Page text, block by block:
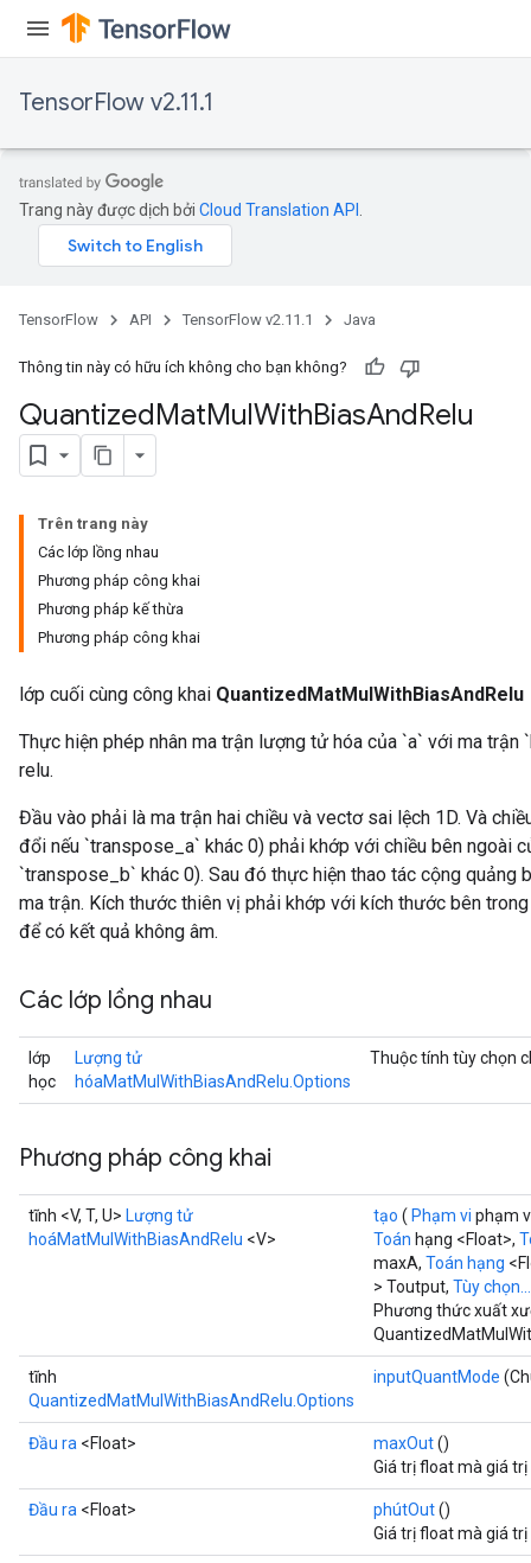
TensorFlow v2.11.1
Trang này được dịch bởi Cloud Translation API
TensorFlow API TensorFlow v2.11.1 Java
Thông tin này có hữu ích không cho bạn không?
QuantizedMatMulWithBiasAndRelu
Trên trang này
Các lớp lồng nhau
Phương pháp công khai
Phương pháp kế thừa
Phương pháp công khai
lớp cuối cùng công khai QuantizedMatMulWithBiasAndRelu
Thực hiện phép nhân ma trận lượng tử hóa của `a` với ma
relu.
Đầu vào phải là ma trận hai chiều và vectơ sai lệch 1D. Và
đổi nếu `transpose_a` khác 0) phải khớp với chiều bên ngoài
`transpose_b` khác 0). Sau đó thực hiện thao tác cộng quảng
ma trận. Kích thước thiên vị phải khớp với kích thước bên
để có kết quả không âm.
Các lớp lồng nhau
lớp
học
Lượng tử
hóaMatMulWithBiasAndRelu.Options
Thuộc tính tùy chọn
Phương pháp công khai
tĩnh <V, T, U> Lượng tử
hoáMatMulWithBiasAndRelu <V>
tạo ( Phạm vi phạm
Toán hạng <Float>,
maxA, Toán hạng
> Toutput, Tùy chọn...
Phương thức xuất
tĩnh
QuantizedMatMulWithBiasAndRelu.Options
inputQuantMode
Đầu ra <Float> maxOut()
Giá trị float mà giá
Đầu ra <Float> phútOut()
Giá trị float mà giá